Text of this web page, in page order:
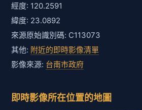
經度: 120.2591
緯度: 23.0892
來源原始識別碼: C113073
其他: 附近的即時影像清單
影像來源: 台南市政府
即時影像所在位置的地圖